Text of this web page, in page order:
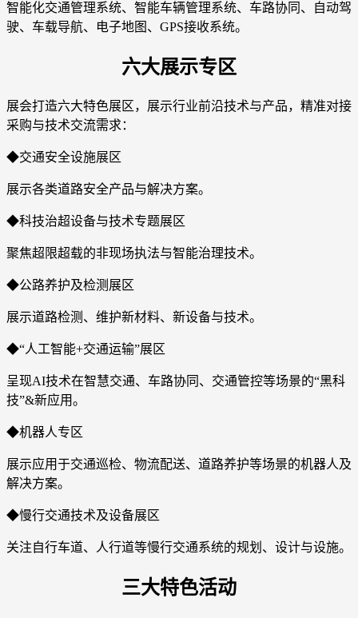
智能化交通管理系统、智能车辆管理系统、车路协同、自动驾
驶、车载导航、电子地图、GPS接收系统‌。
六大展示专区
展会打造六大特色展区，展示行业前沿技术与产品，精准对接
采购与技术交流需求：
◆交通安全设施展区
展示各类道路安全产品与解决方案。
◆科技治超设备与技术专题展区
聚焦超限超载的非现场执法与智能治理技术。
◆公路养护及检测展区
展示道路检测、维护新材料、新设备与技术。
◆“人工智能+交通运输”展区
呈现AI技术在智慧交通、车路协同、交通管控等场景的“黑科
技”&新应用。
◆机器人专区
展示应用于交通巡检、物流配送、道路养护等场景的机器人及
解决方案。
◆慢行交通技术及设备展区
关注自行车道、人行道等慢行交通系统的规划、设计与设施。
三大特色活动